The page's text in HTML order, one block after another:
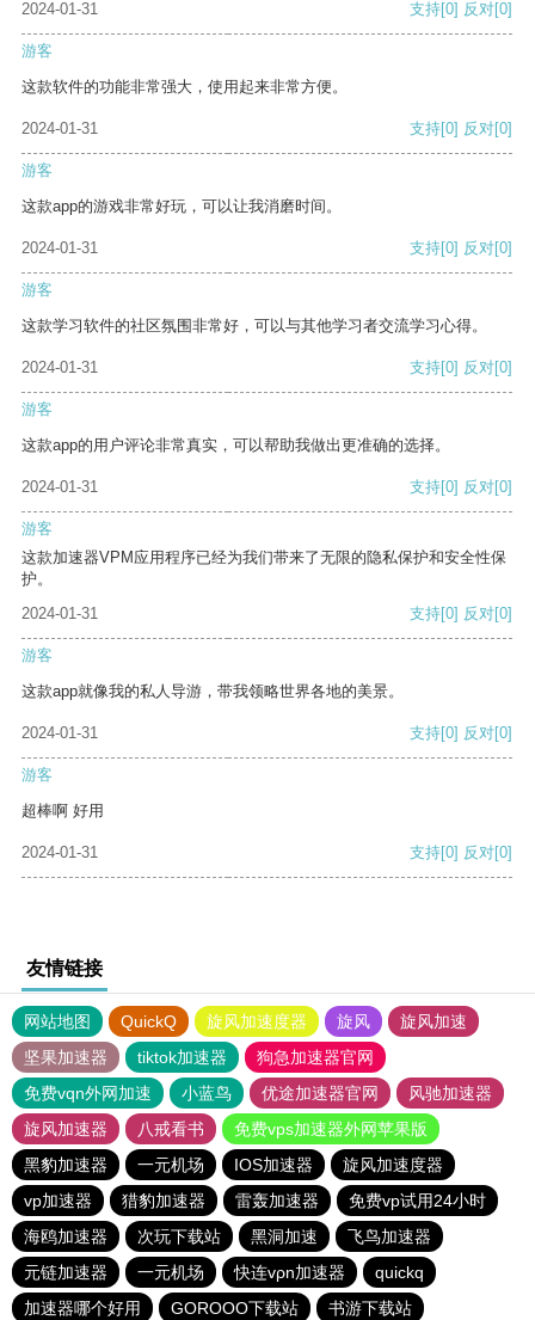
2024-01-31 支持[0] 反对[0]
游客
这款软件的功能非常强大，使用起来非常方便。
2024-01-31 支持[0] 反对[0]
游客
这款app的游戏非常好玩，可以让我消磨时间。
2024-01-31 支持[0] 反对[0]
游客
这款学习软件的社区氛围非常好，可以与其他学习者交流学习心得。
2024-01-31 支持[0] 反对[0]
游客
这款app的用户评论非常真实，可以帮助我做出更准确的选择。
2024-01-31 支持[0] 反对[0]
游客
这款加速器VPM应用程序已经为我们带来了无限的隐私保护和安全性保
护。
2024-01-31
支持[0] 反对[0]
游客
这款app就像我的私人导游，带我领略世界各地的美景。
2024-01-31 支持[0] 反对[0]
游客
超棒啊 好用
2024-01-31 支持[0] 反对[0]
友情链接
网站地图 QuickQ 旋风加速度器 旋风
旋风加速
坚果加速器
tiktok加速器
狗急加速器官网
免费vqn外网加速
小蓝鸟 优途加速器官网
风驰加速器
旋风加速器
八戒看书
免费vps加速器外网苹果版
黑豹加速器
一元机场 IOS加速器
旋风加速度器
vp加速器
猎豹加速器 雷轰加速器
免费vp试用24小时
海鸥加速器
次玩下载站 黑洞加速
飞鸟加速器
元链加速器
一元机场 快连vρn加速器
quickq
加速器哪个好用
GOROOO下载站 书游下载站